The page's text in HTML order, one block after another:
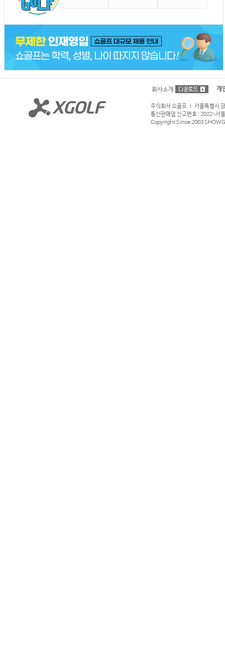
회사소개 개
주식회사 쇼골프 l 서울특별시
통신판매업 신고번호 : 2022-
Copyright Since 2003